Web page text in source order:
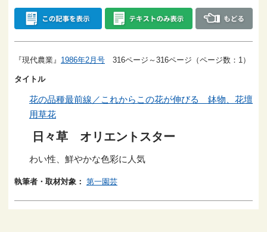
『現代農業』 1986年2月号 316ページ～316ページ（ページ数：1）
タイトル
花の品種最前線／これからこの花が伸びる 鉢物、花壇
用草花
日々草 オリエントスター
わい性、鮮やかな色彩に人気
執筆者・取材対象： 第一園芸